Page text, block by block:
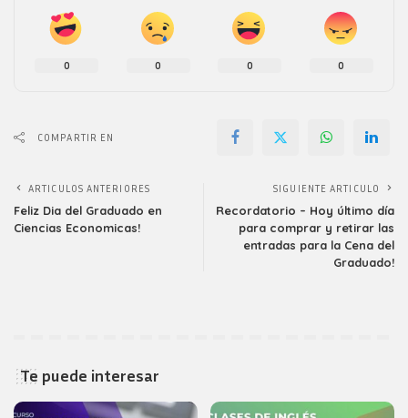
0 0 0 0
COMPARTIR EN
ARTICULOS ANTERIORES
Feliz Dia del Graduado en
Ciencias Economicas!
SIGUIENTE ARTICULO
Recordatorio – Hoy último día
para comprar y retirar las
entradas para la Cena del
Graduado!
Te puede interesar